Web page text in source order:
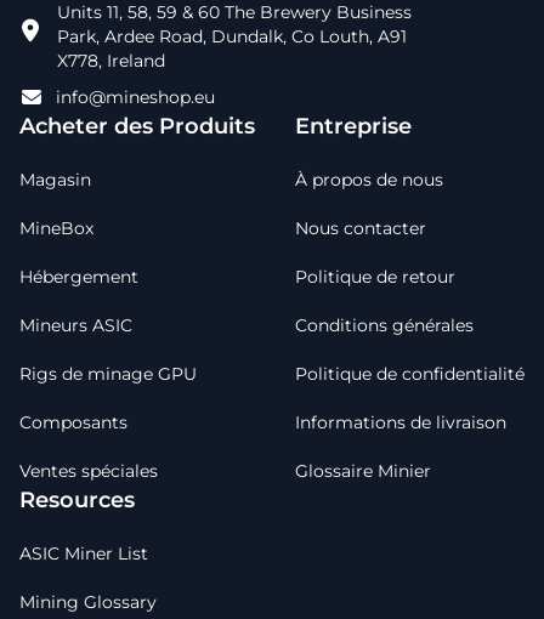
Units 11, 58, 59 & 60 The Brewery Business
Park, Ardee Road, Dundalk, Co Louth, A91
X778, Ireland
info@mineshop.eu
Acheter des Produits
Magasin
MineBox
Hébergement
Mineurs ASIC
Rigs de minage GPU
Composants
Ventes spéciales
Entreprise
À propos de nous
Nous contacter
Politique de retour
Conditions générales
Politique de confidentialité
Informations de livraison
Glossaire Minier
Resources
ASIC Miner List
Mining Glossary